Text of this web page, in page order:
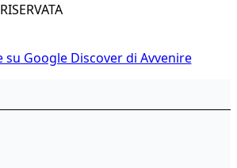
su Google Discover di Avvenire